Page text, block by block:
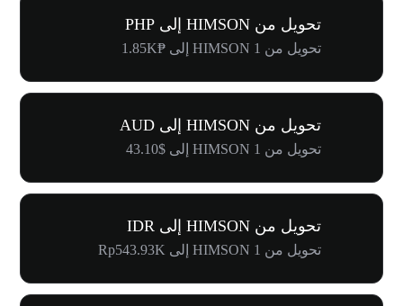
تحويل من HIMSON إلى PHP
تحويل من 1 HIMSON إلى ₱1.85K
تحويل من HIMSON إلى AUD
تحويل من 1 HIMSON إلى $43.10
تحويل من HIMSON إلى IDR
تحويل من 1 HIMSON إلى Rp543.93K